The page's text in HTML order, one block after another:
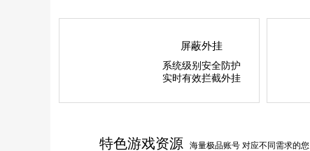
屏蔽外挂
系统级别安全防护
实时有效拦截外挂
特色游戏资源 海量极品账号 对应不同需求的您